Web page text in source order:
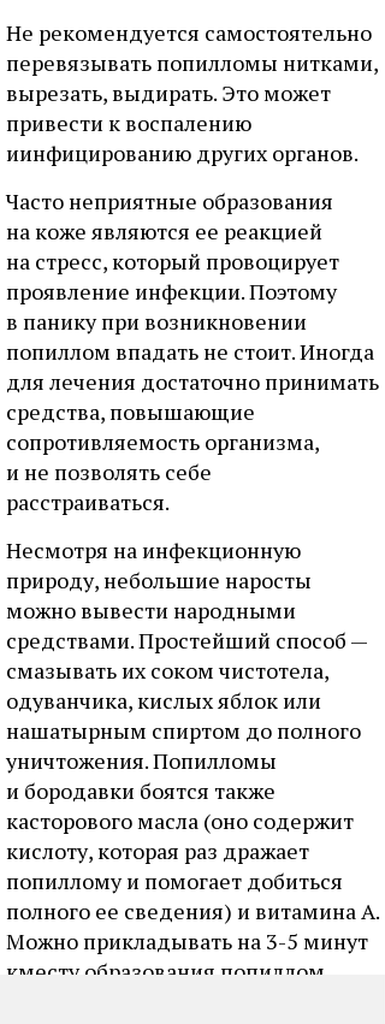
Не рекомендуется самостоятельно
перевязывать попилломы нитками,
вырезать, выдирать. Это может
привести к воспалению
иинфицированию других органов.
Часто неприятные образования
на коже являются ее реакцией
на стресс, который провоцирует
проявление инфекции. Поэтому
в панику при возникновении
попиллом впадать не стоит. Иногда
для лечения достаточно принимать
средства, повышающие
сопротивляемость организма,
и не позволять себе
расстраиваться.
Несмотря на инфекционную
природу, небольшие наросты
можно вывести народными
средствами. Простейший способ —
смазывать их соком чистотела,
одуванчика, кислых яблок или
нашатырным спиртом до полного
уничтожения. Попилломы
и бородавки боятся также
касторового масла (оно содержит
кислоту, которая раз дражает
попиллому и помогает добиться
полного ее сведения) и витамина А.
Можно прикладывать на 3-5 минут
кместу образования попиллом